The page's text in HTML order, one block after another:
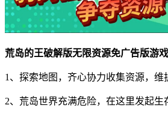
荒岛的王破解版无限资源免广告版游戏
1、探索地图，齐心协力收集资源，维
2、荒岛世界充满危险，在这里发起生